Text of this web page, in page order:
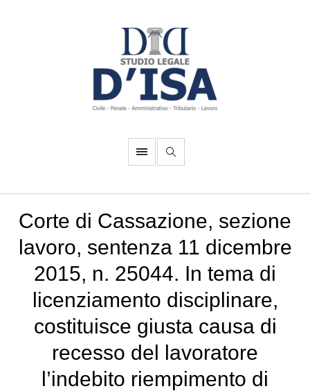
Corte di Cassazione, sezione
lavoro, sentenza 11 dicembre
2015, n. 25044. In tema di
licenziamento disciplinare,
costituisce giusta causa di
recesso del lavoratore
l’indebito riempimento di